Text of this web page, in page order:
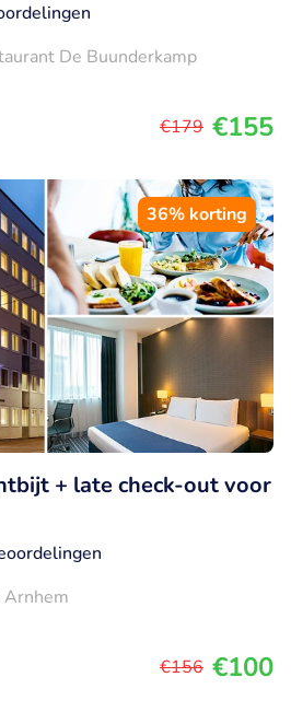
De Buunderkamp
€179 €155
36% korting
+ late check-out voor
Arnhem
€156 €100